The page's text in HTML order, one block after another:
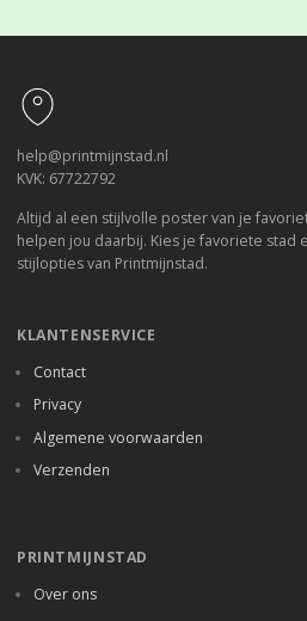
help@printmijnstad.nl
KVK: 67722792
Altijd al een stijlvolle poster van je
helpen jou daarbij. Kies je favoriete stad
stijlopties van Printmijnstad.
KLANTENSERVICE
Contact
Privacy
Algemene voorwaarden
Verzenden
PRINTMIJNSTAD
Over ons